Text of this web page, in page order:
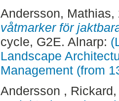
Andersson, Mathias,
våtmarker för
cycle, G2E. Alnarp:
Landscape
Management (from
Andersson , Rickard